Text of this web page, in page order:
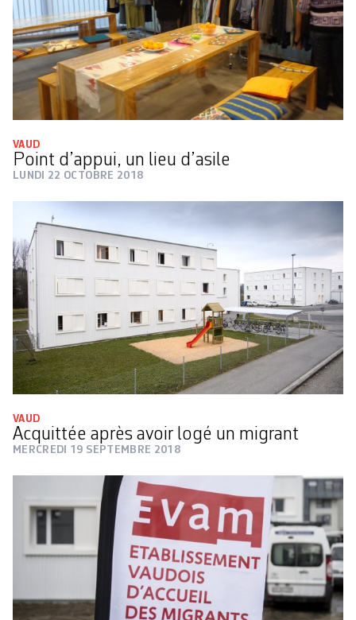
VAUD
Point d’appui, un lieu d’asile
LUNDI 22 OCTOBRE 2018
VAUD
Acquittée après avoir logé un migrant
MERCREDI 19 SEPTEMBRE 2018